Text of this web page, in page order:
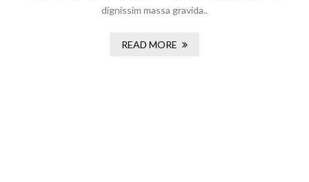
dignissim massa gravida..
READ MORE